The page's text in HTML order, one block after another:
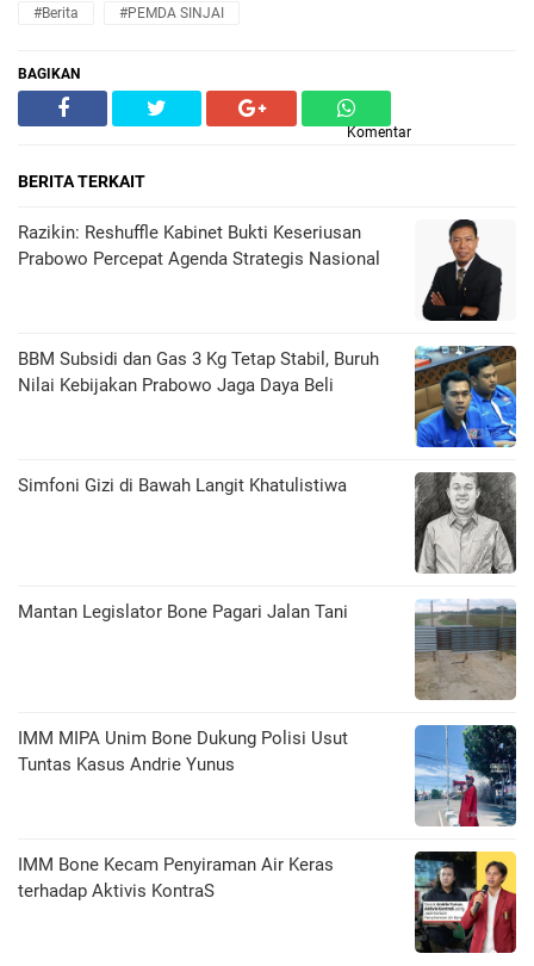
#Berita #PEMDA SINJAI
BAGIKAN
Komentar
BERITA TERKAIT
Razikin: Reshuffle Kabinet Bukti Keseriusan
Prabowo Percepat Agenda Strategis Nasional
BBM Subsidi dan Gas 3 Kg Tetap Stabil, Buruh
Nilai Kebijakan Prabowo Jaga Daya Beli
​Simfoni Gizi di Bawah Langit Khatulistiwa
Mantan Legislator Bone Pagari Jalan Tani
IMM MIPA Unim Bone Dukung Polisi Usut
Tuntas Kasus Andrie Yunus
IMM Bone Kecam Penyiraman Air Keras
terhadap Aktivis KontraS